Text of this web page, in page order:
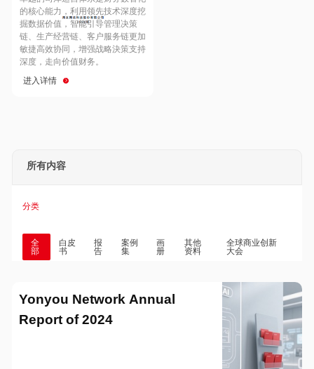
Hong Kong
的核心能力，利用领先技术深度挖
掘数据价值，智能引导管理决策
链、生产经营链、客户服务链更加
敏捷高效协同，增强战略決策支持
深度，走向价值财务。
进入详情
所有内容
分类
全
部
白皮
书
报
告
案例
集
画
册
其他
资料
全球商业创新
大会
Yonyou Network Annual
Report of 2024